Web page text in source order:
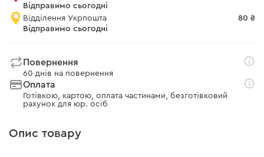
Відправимо сьогодні
Відділення Укрпошта
Відправимо сьогодні
80 ₴
Повернення
60 днів на повернення
Оплата
Готівкою, картою, оплата частинами, безготівковий
рахунок для юр. осіб
Опис товару